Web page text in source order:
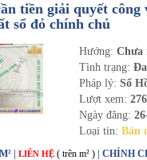
tiền giải quyết công
sổ đỏ chính chủ
Hướng: Chưa
Tình trạng:
Pháp lý: Sổ
Lượt xem:
Ngày đăng:
Loại tin: Bán
| LIÊN HỆ ( trên m² ) | CHÍNH